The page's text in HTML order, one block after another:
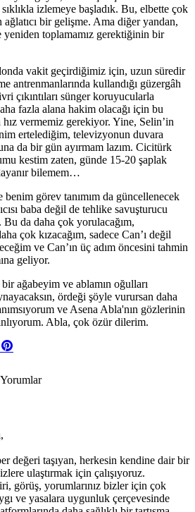
izlemeye başladık. Bu, elbette çok
bir gelişme. Ama diğer yandan,
toplamamız gerektiğinin bir
vakit geçirdiğimiz için, uzun süredir
antrenmanlarında kullandığı güzergâh
çıkıntıları sünger koruyucularla
fazla alana hakim olacağı için bu
vermemiz gerekiyor. Yine, Selin’in
ertelediğim, televizyonun duvara
da bir gün ayırmam lazım. Cicitürk
kestim zaten, günde 15-20 şaplak
bilemem…
görev tanımım da güncellenecek
baba değil de tehlike savuşturucu
Bu da daha çok yorulacağım,
çok kızacağım, sadece Can’ı değil
ve Can’ın üç adım öncesini tahmin
geliyor.
ağabeyim ve ablamın oğulları
ördeği şöyle vurursan daha
ve Asena Abla'nın gözlerinin
Abla, çok özür dilerim.
Yorumlar
değeri taşıyan, herkesin kendine dair bir
ulaştırmak için çalışıyoruz.
görüş, yorumlarınız bizler için çok
ve yasalara uygunluk çerçevesinde